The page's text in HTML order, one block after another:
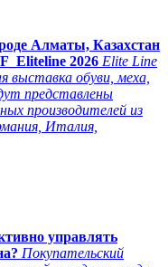
Алматы, Казахстан
2026 Elite Line
выставка обуви, меха,
представлены
производителей из
Италия,
управлять
Покупательский